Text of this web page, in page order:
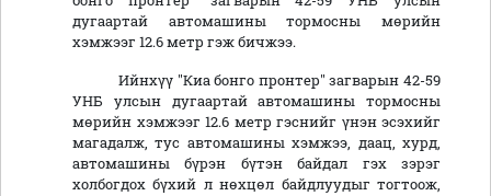
дугаартай автомашины тормосны мөрийн
хэмжээг 12.6 метр гэж бичжээ.
Ийнхүү "Киа бонго пронтер" загварын 42-59
УНБ улсын дугаартай автомашины тормосны
мөрийн хэмжээг 12.6 метр гэснийг үнэн эсэхийг
магадалж, тус автомашины хэмжээ, даац, хурд,
автомашины бүрэн бүтэн байдал гэх зэрэг
холбогдох бүхий л нөхцөл байдлуудыг тогтоож,